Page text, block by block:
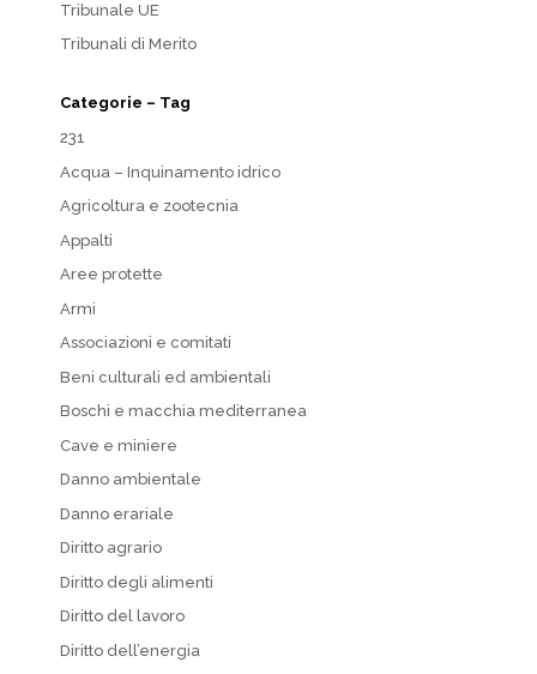
Tribunale UE
Tribunali di Merito
Categorie – Tag
231
Acqua – Inquinamento idrico
Agricoltura e zootecnia
Appalti
Aree protette
Armi
Associazioni e comitati
Beni culturali ed ambientali
Boschi e macchia mediterranea
Cave e miniere
Danno ambientale
Danno erariale
Diritto agrario
Diritto degli alimenti
Diritto del lavoro
Diritto dell’energia